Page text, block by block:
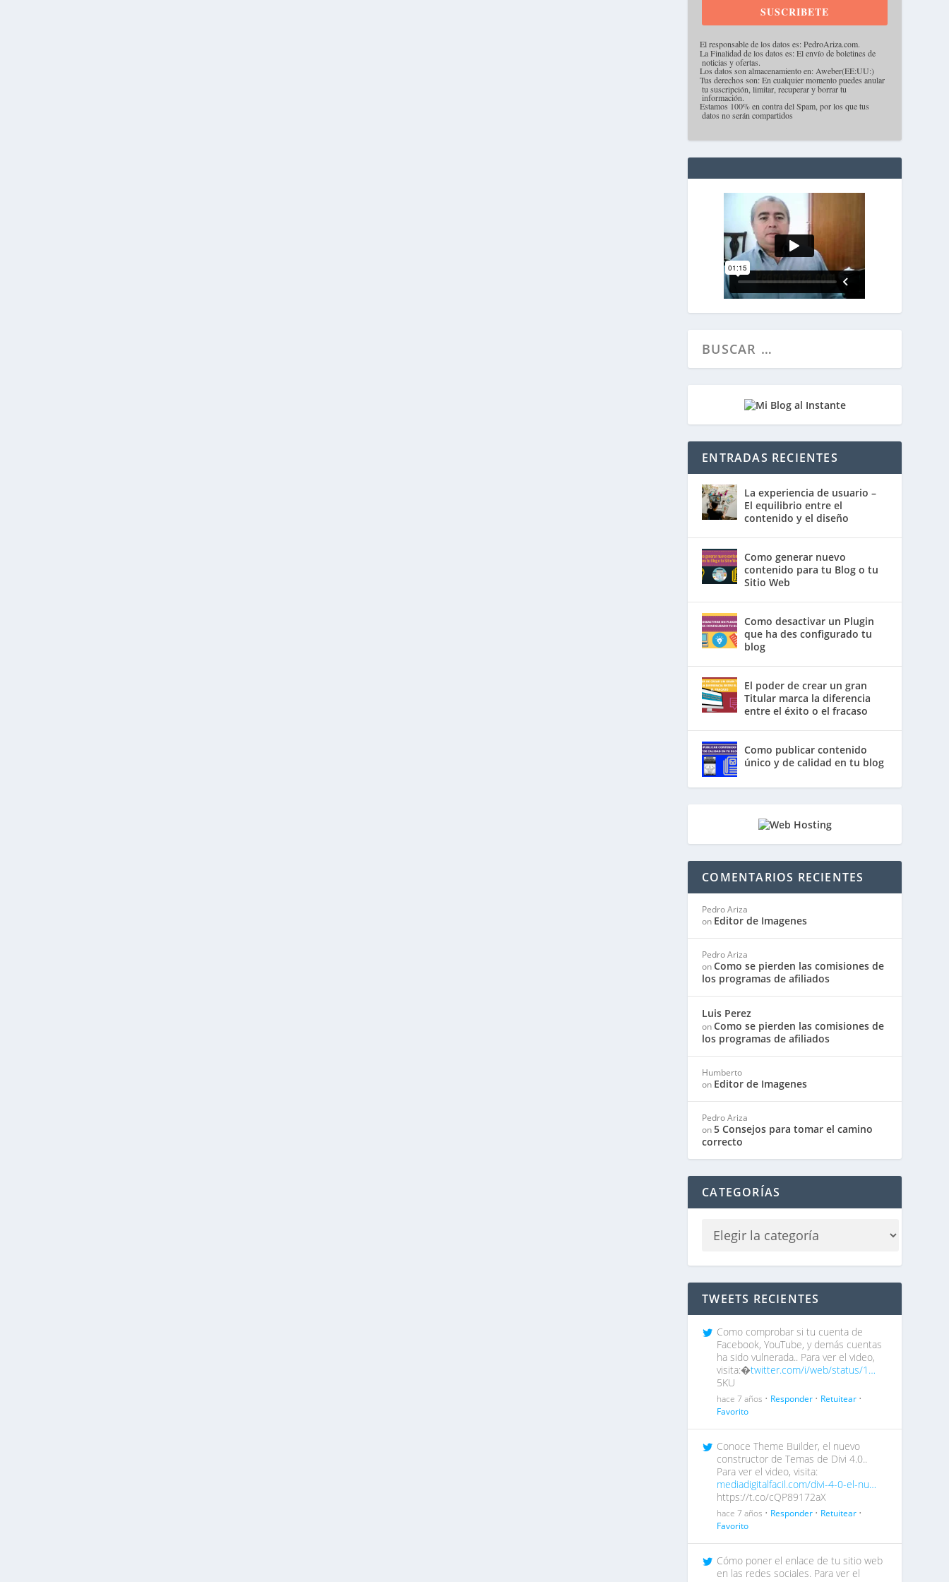
SUSCRIBETE
El responsable de los datos es: PedroAriza.com.
La Finalidad de los datos es: El envío de boletines de
noticias y ofertas.
Los datos son almacenamiento en: Aweber(EE:UU:)
Tus derechos son: En cualquier momento puedes anular
tu suscripción, limitar, recuperar y borrar tu
información.
Estamos 100% en contra del Spam, por los que tus
datos no serán compartidos
ENTRADAS RECIENTES
La experiencia de usuario –
El equilibrio entre el
contenido y el diseño
Como generar nuevo
contenido para tu Blog o tu
Sitio Web
Como desactivar un Plugin
que ha des configurado tu
blog
El poder de crear un gran
Titular marca la diferencia
entre el éxito o el fracaso
Como publicar contenido
único y de calidad en tu blog
COMENTARIOS RECIENTES
Pedro Ariza
on Editor de Imagenes
Pedro Ariza
onComo se pierden las comisiones de
los programas de afiliados
Luis Perez
onComo se pierden las comisiones de
los programas de afiliados
Humberto
on Editor de Imagenes
Pedro Ariza
on5 Consejos para tomar el camino
correcto
CATEGORÍAS
TWEETS RECIENTES
Como comprobar si tu cuenta de
Facebook, YouTube, y demás cuentas
ha sido vulnerada.. Para ver el video,
visita:�twitter.com/i/web/status/1…
5KU
hace 7 años • Responder • Retuitear •
Favorito
Conoce Theme Builder, el nuevo
constructor de Temas de Divi 4.0..
Para ver el video, visita:
mediadigitalfacil.com/divi-4-0-el-nu…
https://t.co/cQP89172aX
hace 7 años • Responder • Retuitear •
Favorito
Cómo poner el enlace de tu sitio web
en las redes sociales. Para ver el